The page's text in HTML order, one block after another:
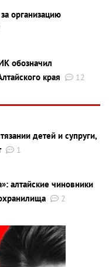
организацию
обозначил
края
12
детей и супруги,
1
алтайские чиновники
2